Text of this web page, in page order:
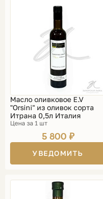
Масло оливковое E.V
"Orsini" из оливок сорта
Итрана 0,5л Италия
Цена за 1 шт
5 800 ₽
УВЕДОМИТЬ